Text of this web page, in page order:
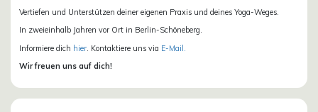
Vertiefen und Unterstützen deiner eigenen Praxis und deines Yoga-Weges.
In zweieinhalb Jahren vor Ort in Berlin-Schöneberg.
Informiere dich hier . Kontaktiere uns via E-Mail.
Wir freuen uns auf dich!